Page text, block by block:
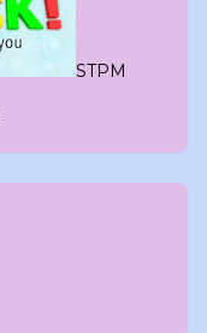
STPM